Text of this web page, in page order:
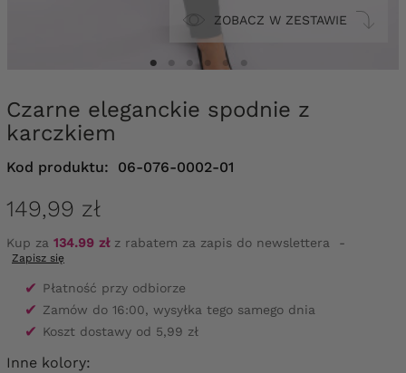
ZOBACZ W ZESTAWIE
Czarne eleganckie spodnie z
karczkiem
Kod produktu: 06-076-0002-01
149,99 zł
Kup za 134.99 złz rabatem za zapis do newslettera -
Zapisz się
✔ Płatność przy odbiorze
✔ Zamów do 16:00, wysyłka tego samego dnia
✔ Koszt dostawy od 5,99 zł
Inne kolory: